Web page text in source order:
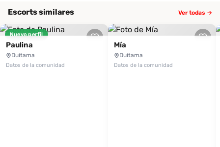
Escorts similares Ver todas →
Nuevo perfil
Paulina
Duitama
Datos de la comunidad
Mía
Duitama
Datos de la comunidad